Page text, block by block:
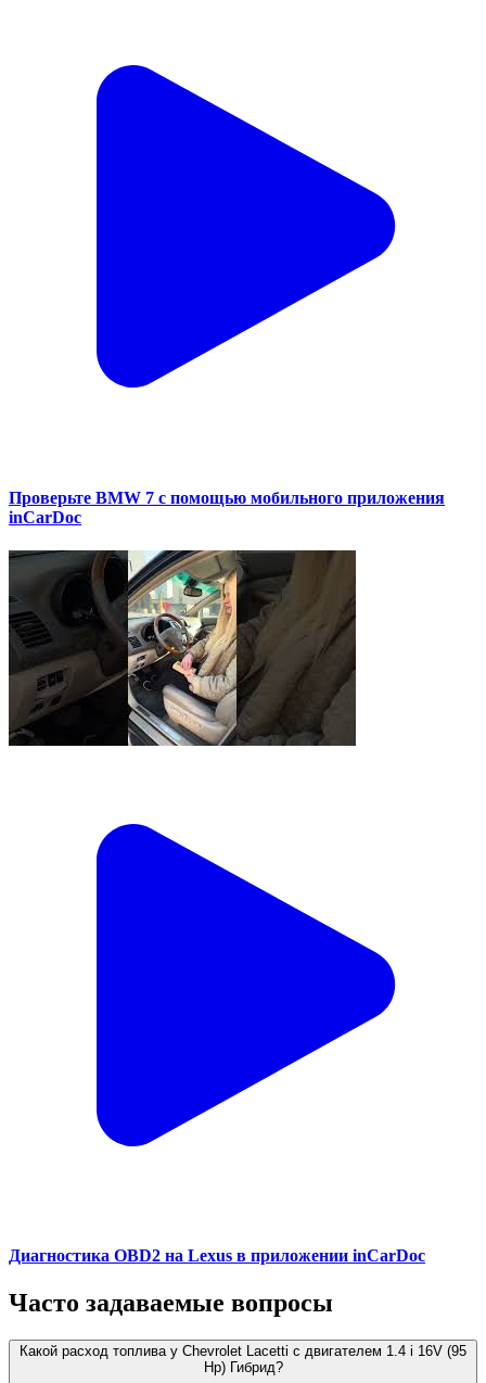
Проверьте BMW 7 с помощью мобильного приложения
inCarDoc
Диагностика OBD2 на Lexus в приложении inCarDoc
Часто задаваемые вопросы
Какой расход топлива у Chevrolet Lacetti с двигателем 1.4 i 16V (95
Hp) Гибрид?